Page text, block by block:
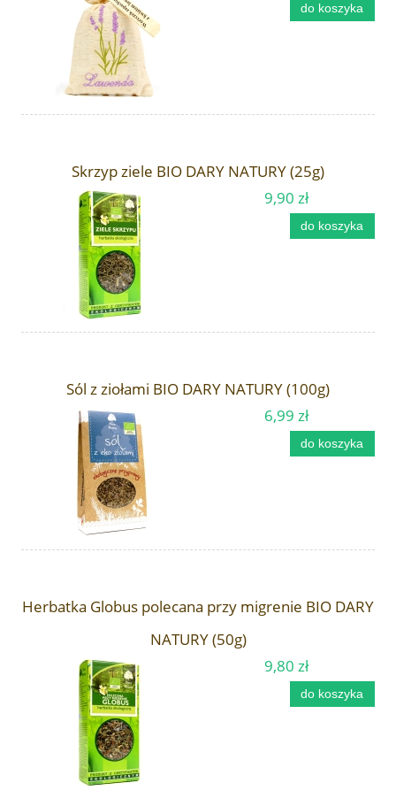
do koszyka
Skrzyp ziele BIO DARY NATURY (25g)
9,90 zł
do koszyka
Sól z ziołami BIO DARY NATURY (100g)
6,99 zł
do koszyka
Herbatka Globus polecana przy migrenie BIO DARY
NATURY (50g)
9,80 zł
do koszyka